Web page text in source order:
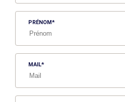
PRÉNOM
MAIL